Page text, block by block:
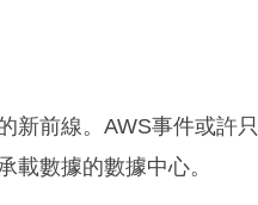
新前線。AWS事件或許只
載數據的數據中心。